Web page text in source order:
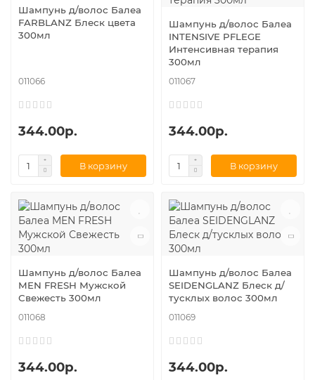
Шампунь д/волос Балеа
FARBLANZ Блеск цвета
300мл
011066
344.00р.
В корзину
Шампунь д/волос Балеа
INTENSIVE PFLEGE
Интенсивная терапия
300мл
011067
344.00р.
В корзину
Шампунь д/волос Балеа
MEN FRESH Мужской
Свежесть 300мл
011068
344.00р.
Шампунь д/волос Балеа
SEIDENGLANZ Блеск д/
тусклых волос 300мл
011069
344.00р.